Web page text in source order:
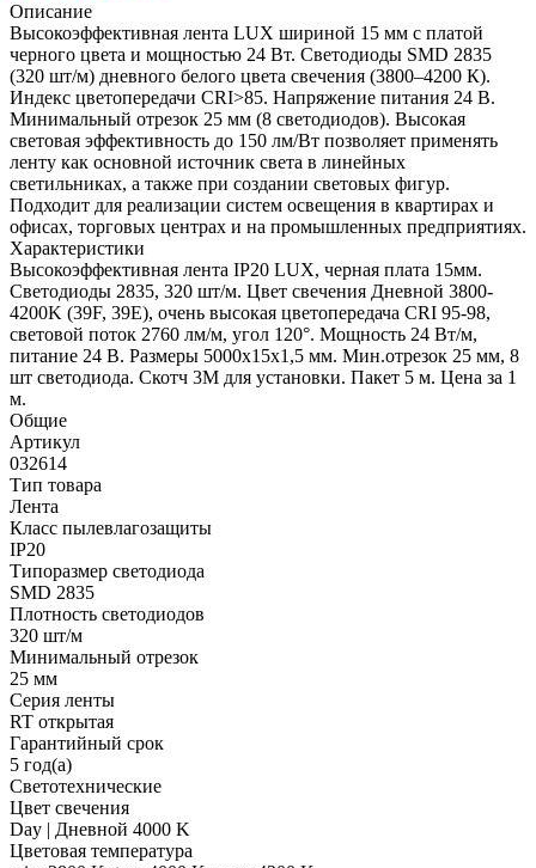
Описание
Высокоэффективная лента LUX шириной 15 мм с платой
черного цвета и мощностью 24 Вт. Светодиоды SMD 2835
(320 шт/м) дневного белого цвета свечения (3800–4200 К).
Индекс цветопередачи CRI>85. Напряжение питания 24 В.
Минимальный отрезок 25 мм (8 светодиодов). Высокая
световая эффективность до 150 лм/Вт позволяет применять
ленту как основной источник света в линейных
светильниках, а также при создании световых фигур.
Подходит для реализации систем освещения в квартирах и
офисах, торговых центрах и на промышленных предприятиях.
Характеристики
Высокоэффективная лента IP20 LUX, черная плата 15мм.
Светодиоды 2835, 320 шт/м. Цвет свечения Дневной 3800-
4200K (39F, 39E), очень высокая цветопередача CRI 95-98,
световой поток 2760 лм/м, угол 120°. Мощность 24 Вт/м,
питание 24 В. Размеры 5000х15х1,5 мм. Мин.отрезок 25 мм, 8
шт светодиода. Скотч 3М для установки. Пакет 5 м. Цена за 1
м.
Общие
Артикул
032614
Тип товара
Лента
Класс пылевлагозащиты
IP20
Типоразмер светодиода
SMD 2835
Плотность светодиодов
320 шт/м
Минимальный отрезок
25 мм
Серия ленты
RT открытая
Гарантийный срок
5 год(а)
Светотехнические
Цвет свечения
Day | Дневной 4000 K
Цветовая температура